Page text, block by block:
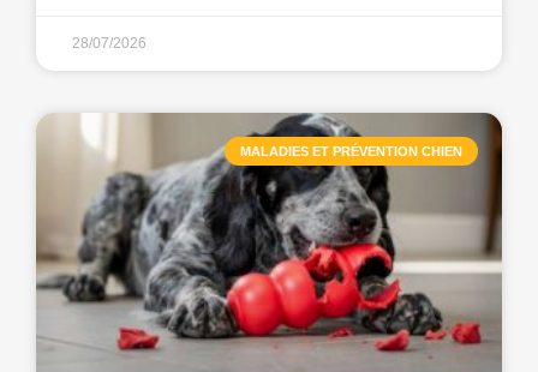
28/07/2026
MALADIES ET PRÉVENTION CHIEN